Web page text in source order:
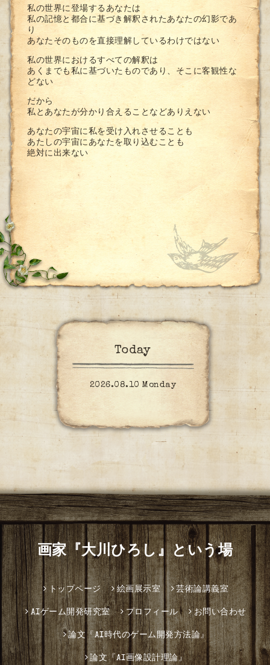
私の世界に登場するあなたは
私の記憶と都合に基づき解釈されたあなたの幻影であ
り
あなたそのものを直接理解しているわけではない
私の世界におけるすべての解釈は
あくまでも私に基づいたものであり、そこに客観性な
どない
だから
私とあなたが分かり合えることなどありえない
あなたの宇宙に私を受け入れさせることも
あたしの宇宙にあなたを取り込むことも
絶対に出来ない
Today
2026.08.10 Monday
画家『大川ひろし』という場
トップページ 絵画展示室 芸術論講義室
AIゲーム開発研究室 プロフィール お問い合わせ
論文『AI時代のゲーム開発方法論』
論文『AI画像設計理論』